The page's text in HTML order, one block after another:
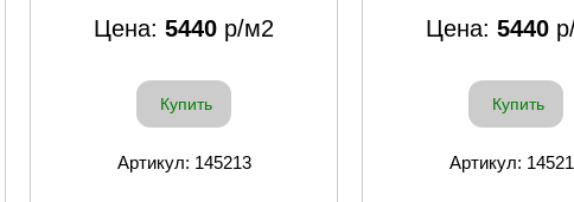
Цена: 5440 р/м2
Купить
Артикул: 145213
Цена: 5440
Купить
Артикул: